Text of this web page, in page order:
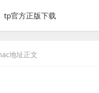
tp官方正版下载
地址正文